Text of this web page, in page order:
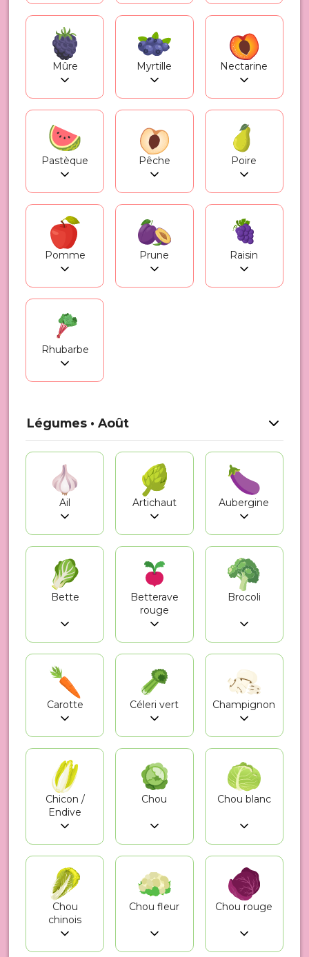
Mûre Myrtille Nectarine
Pastèque Pêche Poire
Pomme Prune Raisin
Rhubarbe
Légumes • Août
Ail Artichaut Aubergine
Bette
Betterave
rouge
Brocoli
Carotte Céleri vert Champignon
Chicon /
Endive
Chou Chou blanc
Chou
chinois
Chou fleur Chou rouge